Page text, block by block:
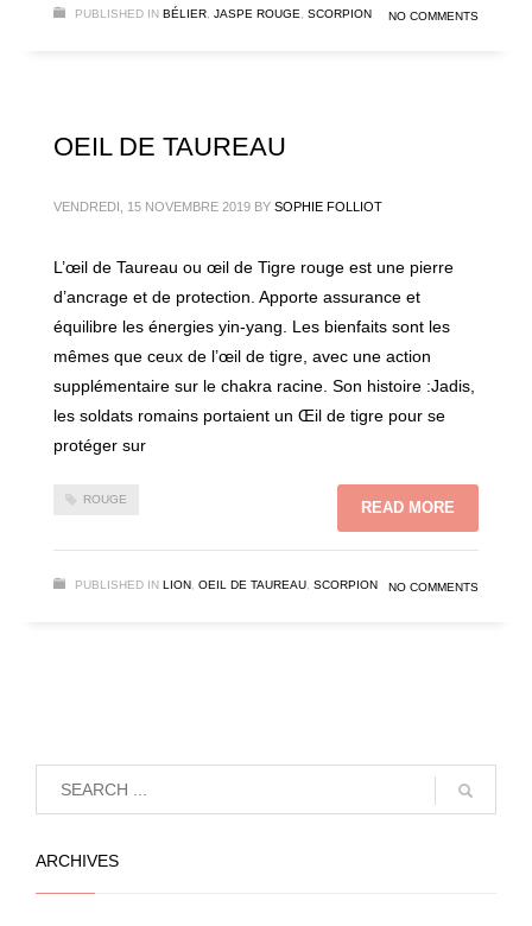
PUBLISHED IN BÉLIER JASPE ROUGE SCORPION NO COMMENTS
OEIL DE TAUREAU
VENDREDI, 15 NOVEMBRE 2019 BY SOPHIE FOLLIOT
L’œil de Taureau ou œil de Tigre rouge est une pierre
d’ancrage et de protection. Apporte assurance et
équilibre les énergies yin-yang. Les bienfaits sont les
mêmes que ceux de l’œil de tigre, avec une action
supplémentaire sur le chakra racine. Son histoire :Jadis,
les soldats romains portaient un Œil de tigre pour se
protéger sur
ROUGE READ MORE
PUBLISHED IN LION OEIL DE TAUREAU SCORPION NO COMMENTS
ARCHIVES